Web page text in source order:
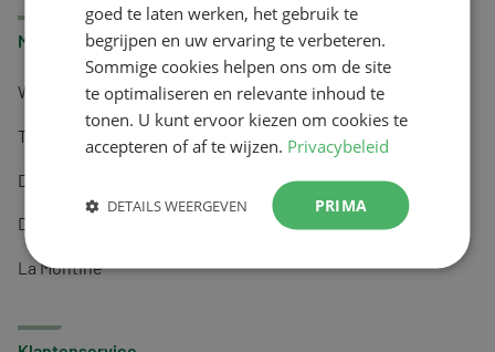
Merken
Wapiti
Tai-Ginseng
Dermagíq
Draisma
La Montine
goed te laten werken, het gebruik te
begrijpen en uw ervaring te verbeteren.
Sommige cookies helpen ons om de site
te optimaliseren en relevante inhoud te
tonen. U kunt ervoor kiezen om cookies te
accepteren of af te wijzen. Privacybeleid
PRIMA
DETAILS WEERGEVEN